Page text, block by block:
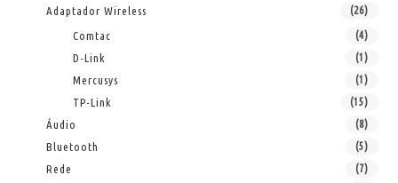
Adaptador Wireless (26)
Comtac (4)
D-Link (1)
Mercusys (1)
TP-Link (15)
Áudio (8)
Bluetooth (5)
Rede (7)